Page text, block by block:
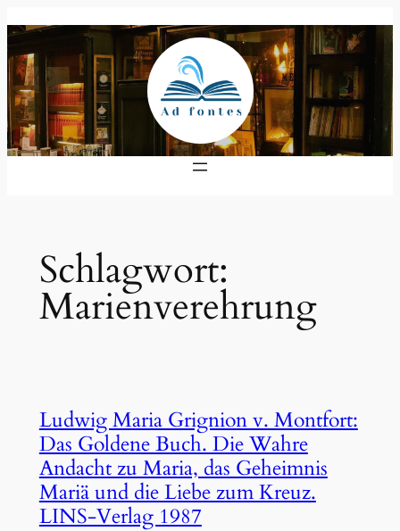
Inhalt
springen
Schlagwort:
Marienverehrung
Ludwig Maria Grignion v. Montfort:
Das Goldene Buch. Die Wahre
Andacht zu Maria, das Geheimnis
Mariä und die Liebe zum Kreuz.
LINS-Verlag 1987